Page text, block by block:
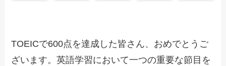
TOEICで600点を達成した皆さん、おめでとうご
ざいます。英語学習において一つの重要な節目を